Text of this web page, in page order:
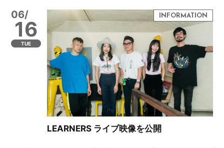
06/
16
TUE
LEARNERS ライブ映像を公開